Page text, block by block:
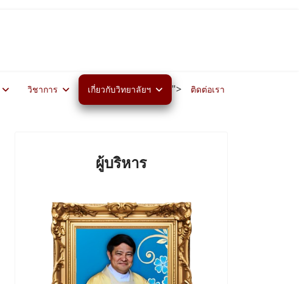
วิชาการ เกี่ยวกับวิทยาลัยฯ "> ติดต่อเรา
ผู้บริหาร